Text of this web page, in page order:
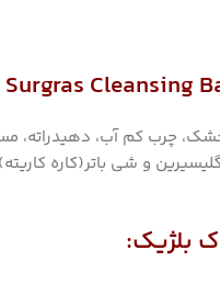
چرب کم آب، دهیدراته،
گلیسیرین و شی باتر(کاره
بلژیک: